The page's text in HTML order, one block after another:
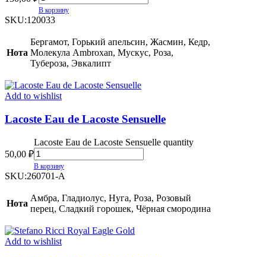
В корзину
SKU:120033
Нота
Бергамот, Горький апельсин, Жасмин, Кедр,
Молекула Ambroxan, Мускус, Роза,
Тубероза, Эвкалипт
Add to wishlist
Lacoste Eau de Lacoste Sensuelle
50,00 ₽
Lacoste Eau de Lacoste Sensuelle quantity
В корзину
SKU:260701-A
Нота
Амбра, Гладиолус, Нуга, Роза, Розовый
перец, Сладкий горошек, Чёрная смородина
Add to wishlist